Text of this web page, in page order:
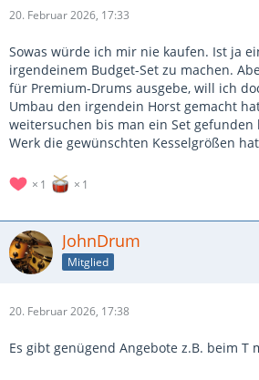
20. Februar 2026, 17:33
Sowas würde ich mir nie kaufen. Ist ja
irgendeinem Budget-Set zu machen.
für Premium-Drums ausgebe, will ich
Umbau den irgendein Horst gemacht
weitersuchen bis man ein Set gefunden
Werk die gewünschten Kesselgrößen
1 1
JohnDrum
Mitglied
20. Februar 2026, 17:38
Es gibt genügend Angebote z.B. beim T